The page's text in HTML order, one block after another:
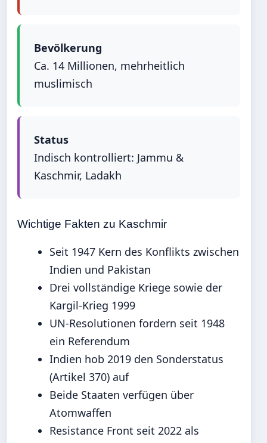
Bevölkerung
Ca. 14 Millionen, mehrheitlich
muslimisch
Status
Indisch kontrolliert: Jammu &
Kaschmir, Ladakh
Wichtige Fakten zu Kaschmir
Seit 1947 Kern des Konflikts zwischen
Indien und Pakistan
Drei vollständige Kriege sowie der
Kargil-Krieg 1999
UN-Resolutionen fordern seit 1948
ein Referendum
Indien hob 2019 den Sonderstatus
(Artikel 370) auf
Beide Staaten verfügen über
Atomwaffen
Resistance Front seit 2022 als